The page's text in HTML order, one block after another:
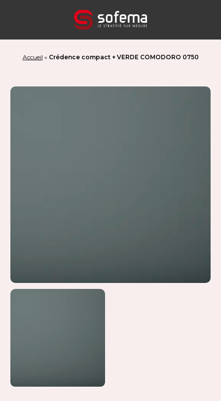
Accueil » Crédence compact + VERDE COMODORO 0750